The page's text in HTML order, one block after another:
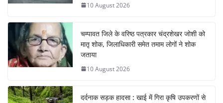
10 August 2026
चम्पावत जिले के वरिष्ठ पत्रकार चंद्रशेखर जोशी को
मातृ शोक, जिलाधिकारी समेत तमाम लोगों ने शोक
जताया
10 August 2026
दर्दनाक सड़क हादसा : खाई में गिरा कृषि उपकरणों से